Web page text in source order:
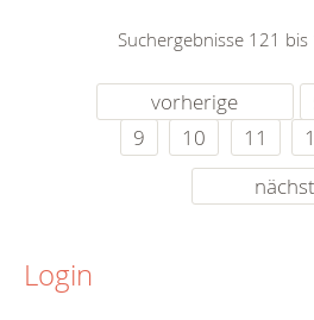
Suchergebnisse 121
vorherige
9
10 11
Login